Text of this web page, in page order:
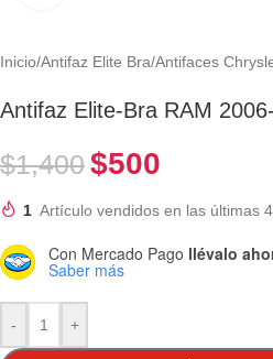
Inicio/Antifaz Elite Bra/Antifaces
Antifaz Elite-Bra RAM
$1,400$500
1 Artículo vendidos en las últimas
Con Mercado Pago llévalo
Saber más
- +